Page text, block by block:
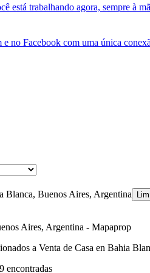
está trabalhando agora, sempre à
no Facebook com uma única
Blanca, Buenos Aires, Argentina
Aires, Argentina - Mapaprop
a Venta de Casa en Bahia
encontradas